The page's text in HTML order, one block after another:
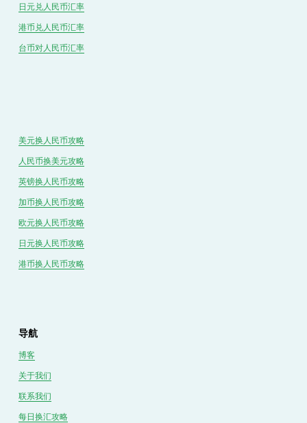
日元兑人民币汇率
港币兑人民币汇率
台币对人民币汇率
导航
博客
关于我们
联系我们
每日换汇攻略
美元换人民币攻略
人民币换美元攻略
英镑换人民币攻略
加币换人民币攻略
欧元换人民币攻略
日元换人民币攻略
港币换人民币攻略